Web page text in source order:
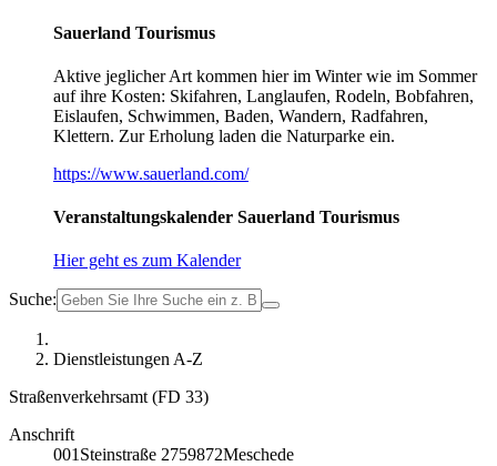
Sauerland Tourismus
Aktive jeglicher Art kommen hier im Winter wie im Sommer
auf ihre Kosten: Skifahren, Langlaufen, Rodeln, Bobfahren,
Eislaufen, Schwimmen, Baden, Wandern, Radfahren,
Klettern. Zur Erholung laden die Naturparke ein.
https://www.sauerland.com/
Veranstaltungskalender Sauerland Tourismus
Hier geht es zum Kalender
Suche:
Dienstleistungen A-Z
Straßenverkehrsamt (FD 33)
Anschrift
001 Steinstraße 2759872Meschede